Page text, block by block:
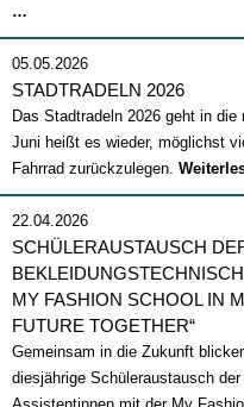
…
2026
05.05.2026
STADTRADELN 2026
Das Stadtradeln 2026 geht in
Juni heißt es wieder, möglichst
Fahrrad zurückzulegen.
22.04.2026
SCHÜLERAUSTAUSCH
MY FASHION SCHOOL IN
FUTURE TOGETHER“
Gemeinsam in die Zukunft
diesjährige Schüleraustausch